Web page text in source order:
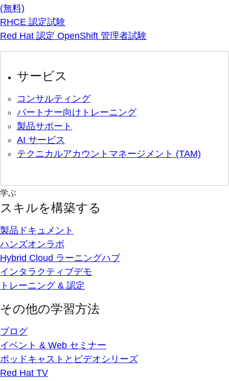
(無料)
RHCE 認定試験
Red Hat 認定 OpenShift 管理者試験
サービス
コンサルティング
パートナー向けトレーニング
製品サポート
AI サービス
テクニカルアカウントマネージメント (TAM)
学ぶ
スキルを構築する
製品ドキュメント
ハンズオンラボ
Hybrid Cloud ラーニングハブ
インタラクティブデモ
トレーニング & 認定
その他の学習方法
ブログ
イベント & Web セミナー
ポッドキャストとビデオシリーズ
Red Hat TV